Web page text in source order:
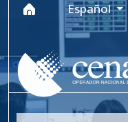
Ir al menú de
Ir al contenido principal
Ir al pie de página del
Idioma
Español